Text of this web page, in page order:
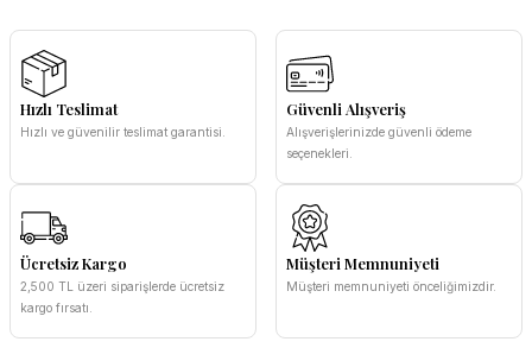
Hızlı Teslimat
Hızlı ve güvenilir teslimat garantisi.
Güvenli Alışveriş
Alışverişlerinizde güvenli ödeme
seçenekleri.
Ücretsiz Kargo
2,500 TL üzeri siparişlerde ücretsiz
kargo fırsatı.
Müşteri Memnuniyeti
Müşteri memnuniyeti önceliğimizdir.